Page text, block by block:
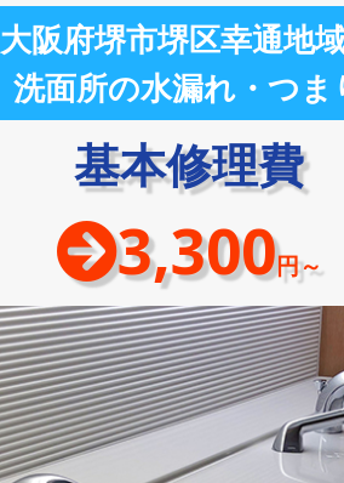
大阪府堺市堺区幸通地
洗面所の水漏れ・つま
基本修理費
3,300円～